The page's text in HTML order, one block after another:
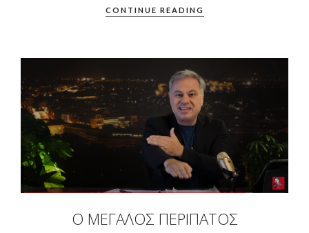
CONTINUE READING
Ο ΜΕΓΑΛΟΣ ΠΕΡΙΠΑΤΟΣ